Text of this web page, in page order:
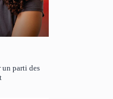
un parti des